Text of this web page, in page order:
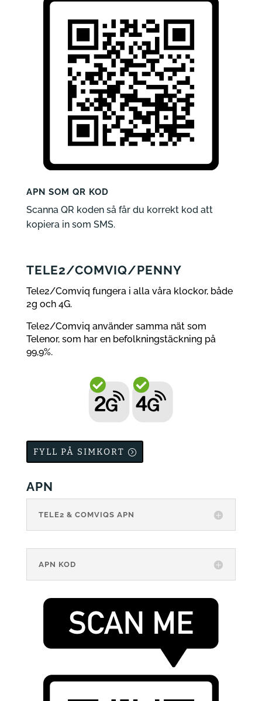
APN SOM QR KOD
Scanna QR koden så får du korrekt kod att
kopiera in som SMS.
TELE2/COMVIQ/PENNY
Tele2/Comviq fungera i alla våra klockor, både
2g och 4G.
Tele2/Comviq använder samma nät som
Telenor, som har en befolkningstäckning på
99,9%.
FYLL PÅ SIMKORT
APN
TELE2 & COMVIQS APN
APN KOD